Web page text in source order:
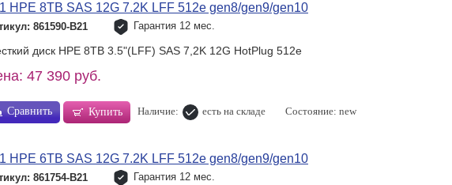
HPE 8TB SAS 12G 7.2K LFF 512e gen8/gen9/gen10
861590-B21 Гарантия 12 мес.
диск HPE 8TB 3.5"(LFF) SAS 7,2K 12G HotPlug 512e
47 390 руб.
Сравнить Купить Наличие: есть на складе Состояние: new
HPE 6TB SAS 12G 7.2K LFF 512e gen8/gen9/gen10
861754-B21 Гарантия 12 мес.